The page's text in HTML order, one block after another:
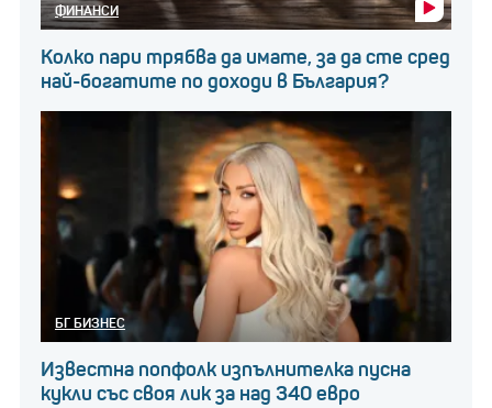
ФИНАНСИ
Колко пари трябва да имате, за да сте сред
най-богатите по доходи в България?
БГ БИЗНЕС
Известна попфолк изпълнителка пусна
кукли със своя лик за над 340 евро